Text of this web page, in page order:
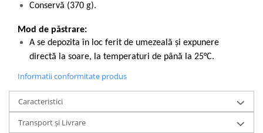
Conservă (370 g).
Mod de păstrare:
A se depozita în loc ferit de umezeală și expunere
directă la soare, la temperaturi de până la 25°C.
Informatii conformitate produs
Caracteristici
Transport și Livrare